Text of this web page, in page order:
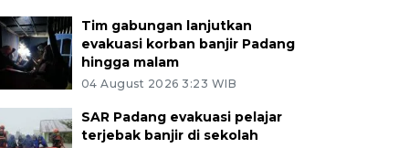
Tim gabungan lanjutkan
evakuasi korban banjir Padang
hingga malam
04 August 2026 3:23 WIB
SAR Padang evakuasi pelajar
terjebak banjir di sekolah